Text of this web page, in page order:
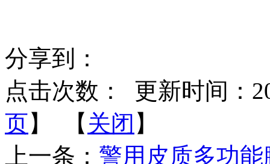
分享到：
点击次数：
更新时间：
页】 【 关闭 】
上一条： 警用皮质多功